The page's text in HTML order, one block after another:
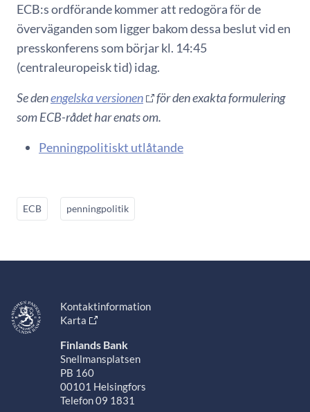
ECB:s ordförande kommer att redogöra för de
överväganden som ligger bakom dessa beslut vid en
presskonferens som börjar kl. 14:45
(centraleuropeisk tid) idag.
Se denengelska versionen
för den exakta formulering
som ECB-rådet har enats om.
Penningpolitiskt utlåtande
ECB penningpolitik
Kontaktinformation
Karta
Finlands Bank
Snellmansplatsen
PB 160
00101 Helsingfors
Telefon 09 1831